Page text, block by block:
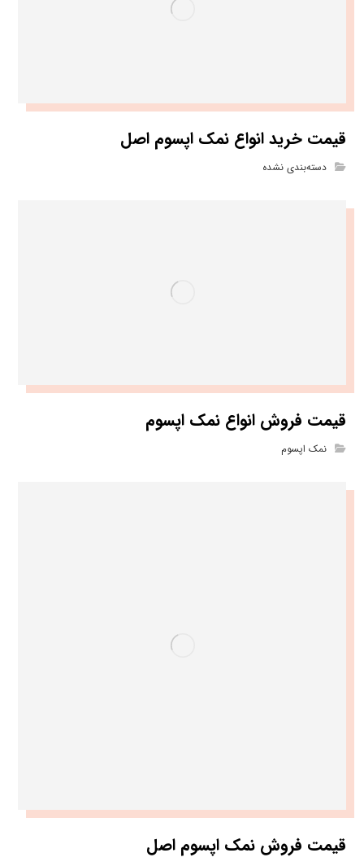
قیمت خرید انواع نمک اپسوم اصل
دسته‌بندی نشده
قیمت فروش انواع نمک اپسوم
نمک اپسوم
قیمت فروش نمک اپسوم اصل